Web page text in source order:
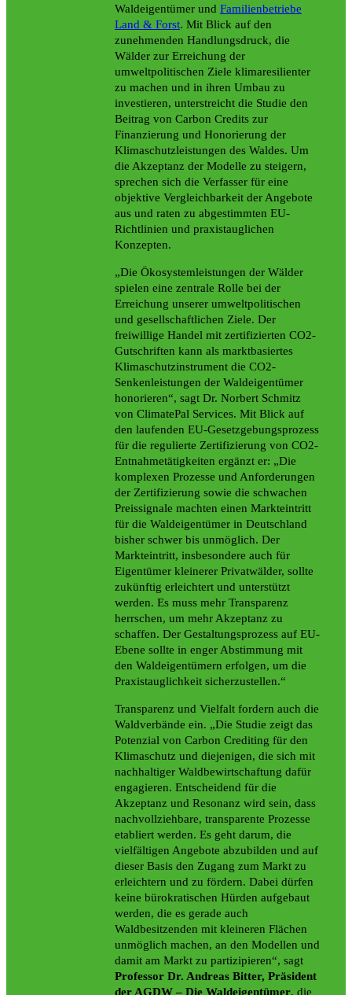
Waldeigentümer und Familienbetriebe
Land & Forst. Mit Blick auf den
zunehmenden Handlungsdruck, die
Wälder zur Erreichung der
umweltpolitischen Ziele klimaresilienter
zu machen und in ihren Umbau zu
investieren, unterstreicht die Studie den
Beitrag von Carbon Credits zur
Finanzierung und Honorierung der
Klimaschutzleistungen des Waldes. Um
die Akzeptanz der Modelle zu steigern,
sprechen sich die Verfasser für eine
objektive Vergleichbarkeit der Angebote
aus und raten zu abgestimmten EU-
Richtlinien und praxistauglichen
Konzepten.
„Die Ökosystemleistungen der Wälder
spielen eine zentrale Rolle bei der
Erreichung unserer umweltpolitischen
und gesellschaftlichen Ziele. Der
freiwillige Handel mit zertifizierten CO2-
Gutschriften kann als marktbasiertes
Klimaschutzinstrument die CO2-
Senkenleistungen der Waldeigentümer
honorieren“, sagt Dr. Norbert Schmitz
von ClimatePal Services. Mit Blick auf
den laufenden EU-Gesetzgebungsprozess
für die regulierte Zertifizierung von CO2-
Entnahmetätigkeiten ergänzt er: „Die
komplexen Prozesse und Anforderungen
der Zertifizierung sowie die schwachen
Preissignale machten einen Markteintritt
für die Waldeigentümer in Deutschland
bisher schwer bis unmöglich. Der
Markteintritt, insbesondere auch für
Eigentümer kleinerer Privatwälder, sollte
zukünftig erleichtert und unterstützt
werden. Es muss mehr Transparenz
herrschen, um mehr Akzeptanz zu
schaffen. Der Gestaltungsprozess auf EU-
Ebene sollte in enger Abstimmung mit
den Waldeigentümern erfolgen, um die
Praxistauglichkeit sicherzustellen.“
Transparenz und Vielfalt fordern auch die
Waldverbände ein. „Die Studie zeigt das
Potenzial von Carbon Crediting für den
Klimaschutz und diejenigen, die sich mit
nachhaltiger Waldbewirtschaftung dafür
engagieren. Entscheidend für die
Akzeptanz und Resonanz wird sein, dass
nachvollziehbare, transparente Prozesse
etabliert werden. Es geht darum, die
vielfältigen Angebote abzubilden und auf
dieser Basis den Zugang zum Markt zu
erleichtern und zu fördern. Dabei dürfen
keine bürokratischen Hürden aufgebaut
werden, die es gerade auch
Waldbesitzenden mit kleineren Flächen
unmöglich machen, an den Modellen und
damit am Markt zu partizipieren“, sagt
Professor Dr. Andreas Bitter, Präsident
der AGDW – Die Waldeigentümer, die